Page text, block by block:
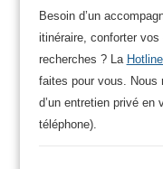
Besoin d’un
itinéraire, conforter
recherches ? La
faites pour vous. Nous
d’un entretien privé en
téléphone).